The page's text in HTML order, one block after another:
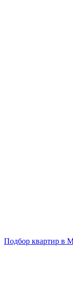
Подбор квартир в